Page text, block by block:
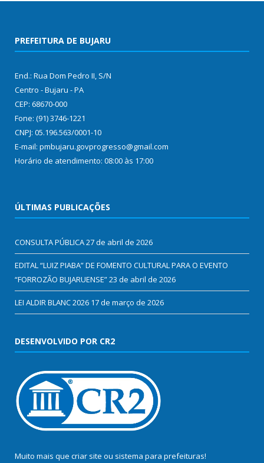
PREFEITURA DE BUJARU
End.: Rua Dom Pedro II, S/N
Centro - Bujaru - PA
CEP: 68670-000
Fone: (91) 3746-1221
CNPJ: 05.196.563/0001-10
E-mail: pmbujaru.govprogresso@gmail.com
Horário de atendimento: 08:00 às 17:00
ÚLTIMAS PUBLICAÇÕES
CONSULTA PÚBLICA27 de abril de 2026
EDITAL “LUIZ PIABA” DE FOMENTO CULTURAL PARA O EVENTO
“FORROZÃO BUJARUENSE”23 de abril de 2026
LEI ALDIR BLANC 2026 17 de março de 2026
DESENVOLVIDO POR CR2
Muito mais que criar site ou sistema para prefeituras!